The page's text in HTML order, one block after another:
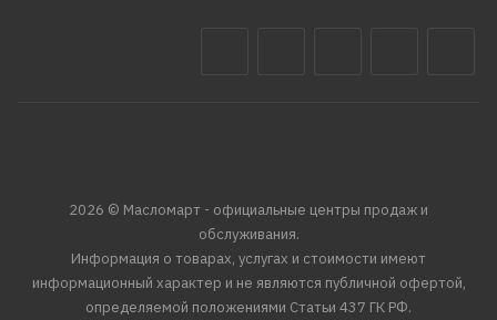
2026 © Масломарт - официальные центры продаж и
обслуживания.
Информация о товарах, услугах и стоимости имеют
информационный характер и не являются публичной офертой,
определяемой положениями Статьи 437 ГК РФ.